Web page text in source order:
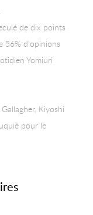
de dix points
56% d’opinions
Yomiuri
Kiyoshi
pour le